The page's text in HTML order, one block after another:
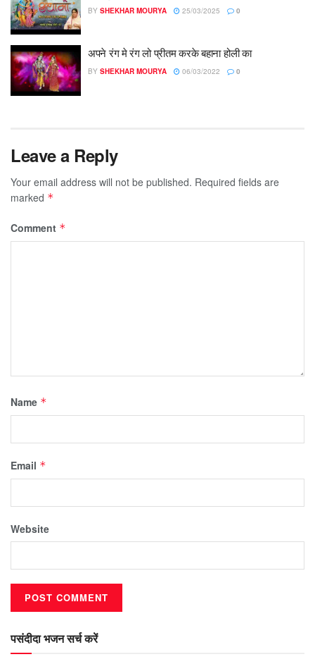
BY SHEKHAR MOURYA 25/03/2025 0
अपने रंग मे रंग लो प्रीतम करके बहाना होली का
BY SHEKHAR MOURYA 06/03/2022 0
Leave a Reply
Your email address will not be published. Required fields are
marked *
Comment *
Name *
Email *
Website
पसंदीदा भजन सर्च करें